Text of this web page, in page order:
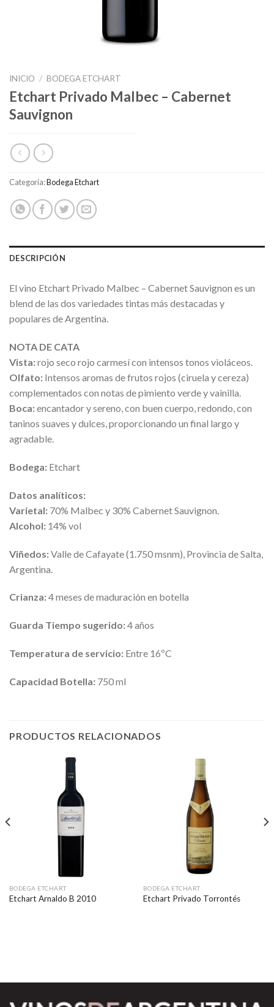
INICIO / BODEGA ETCHART
Etchart Privado Malbec – Cabernet
Sauvignon
Categoría:Bodega Etchart
DESCRIPCIÓN
El vino Etchart Privado Malbec – Cabernet Sauvignon es un
blend de las dos variedades tintas más destacadas y
populares de Argentina.
NOTA DE CATA
Vista:rojo seco rojo carmesí con intensos tonos violáceos.
Olfato: Intensos aromas de frutos rojos (ciruela y cereza)
complementados con notas de pimiento verde y vainilla.
Boca:encantador y sereno, con buen cuerpo, redondo, con
taninos suaves y dulces, proporcionando un final largo y
agradable.
Bodega: Etchart
Datos analíticos:
Varietal: 70% Malbec y 30% Cabernet Sauvignon.
Alcohol: 14% vol
Viñedos:Valle de Cafayate (1.750 msnm), Provincia de Salta,
Argentina.
Crianza:4 meses de maduración en botella
Guarda Tiempo sugerido:4 años
Temperatura de servicio: Entre 16ºC
Capacidad Botella: 750 ml
PRODUCTOS RELACIONADOS
BODEGA ETCHART
Etchart Arnaldo B 2010
BODEGA ETCHART
Etchart Privado Torrontés